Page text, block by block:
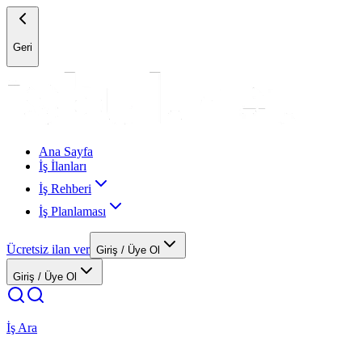
Geri
Ana Sayfa
İş İlanları
İş Rehberi
İş Planlaması
Ücretsiz ilan ver Giriş / Üye Ol
Giriş / Üye Ol
İş Ara